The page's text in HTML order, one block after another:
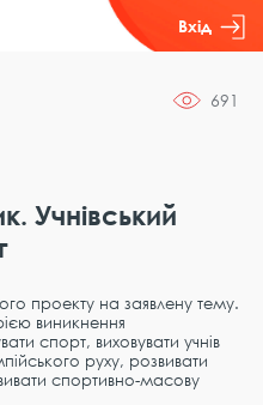
Вхід
691
Учнівський
проекту на заявлену тему.
виникнення
спорт, виховувати учнів
руху, розвивати
спортивно-масову